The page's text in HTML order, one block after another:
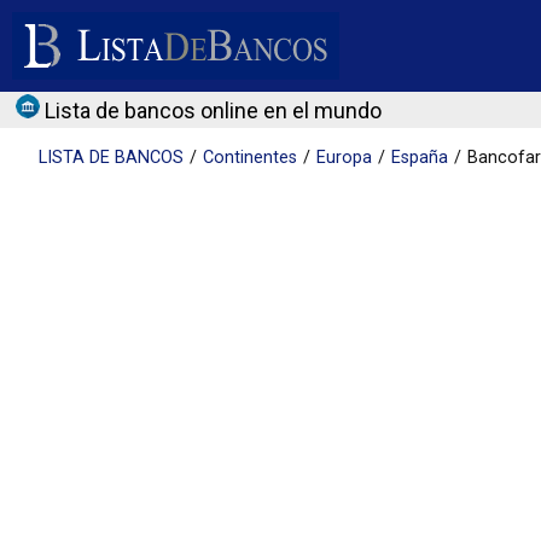
Lista de bancos online en el mundo
LISTA DE BANCOS Continentes Europa España Bancofar